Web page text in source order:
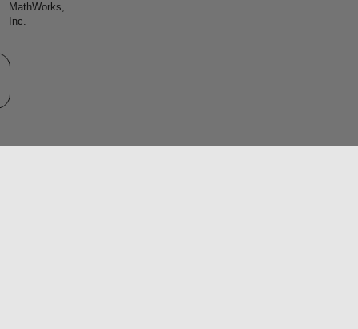
MathWorks,
Inc.
サイトの選択